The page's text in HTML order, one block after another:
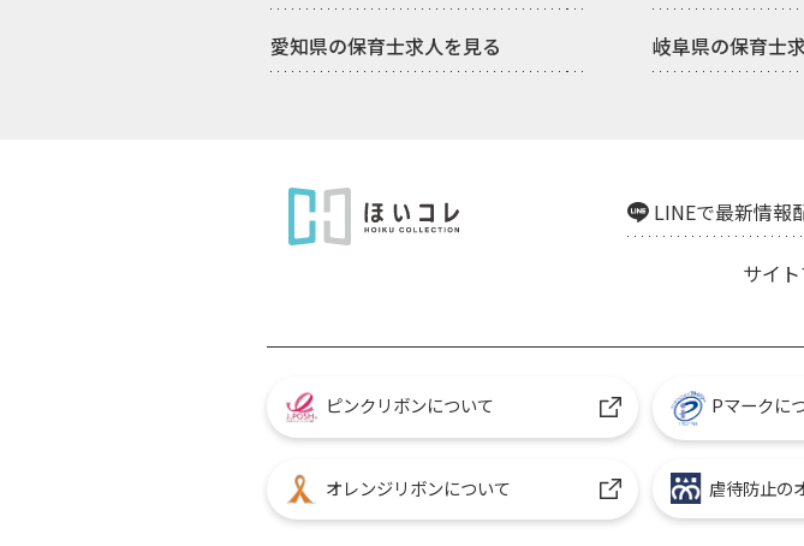
愛知県の保育士求人を見る 岐阜県の保育士
LINEで最新情報
サイ
ピンクリボンについて Pマークに
オレンジリボンについて 虐待防止の